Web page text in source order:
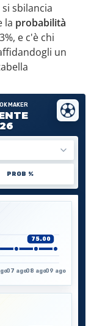
sbilancia
la probabilità
e c'è chi
un